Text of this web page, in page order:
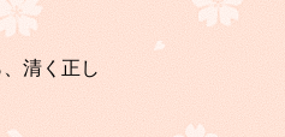
清く正し